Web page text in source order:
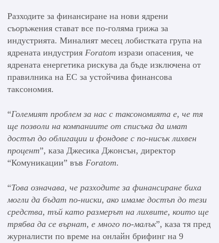
Разходите за финансиране на нови ядрени
съоръжения стават все по-голяма грижа за
индустрията. Миналият месец лобистката група на
ядрената индустрия Foratom изрази опасения, че
ядрената енергетика рискува да бъде изключена от
правилника на ЕС за устойчива финансова
таксономия.
“Големият проблем за нас с таксономията е, че тя
ще позволи на компаниите от списъка да имат
достъп до облигации и фондове с по-нисък лихвен
процент”, каза Джесика Джонсън, директор
“Комуникации” във Foratom.
“Това означава, че разходите за финансиране биха
могли да бъдат по-ниски, ако имаме достъп до тези
средства, тъй като размерът на лихвите, които ще
трябва да се върнат, е много по-малък”, каза тя пред
журналисти по време на онлайн брифинг на 9